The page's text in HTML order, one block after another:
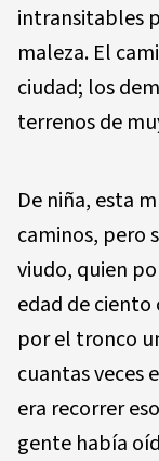
intransitables
maleza. El
ciudad; los
terrenos de
De niña, esta
caminos, pero
viudo, quien
edad de ciento
por el tronco
cuantas veces
era recorrer
gente había